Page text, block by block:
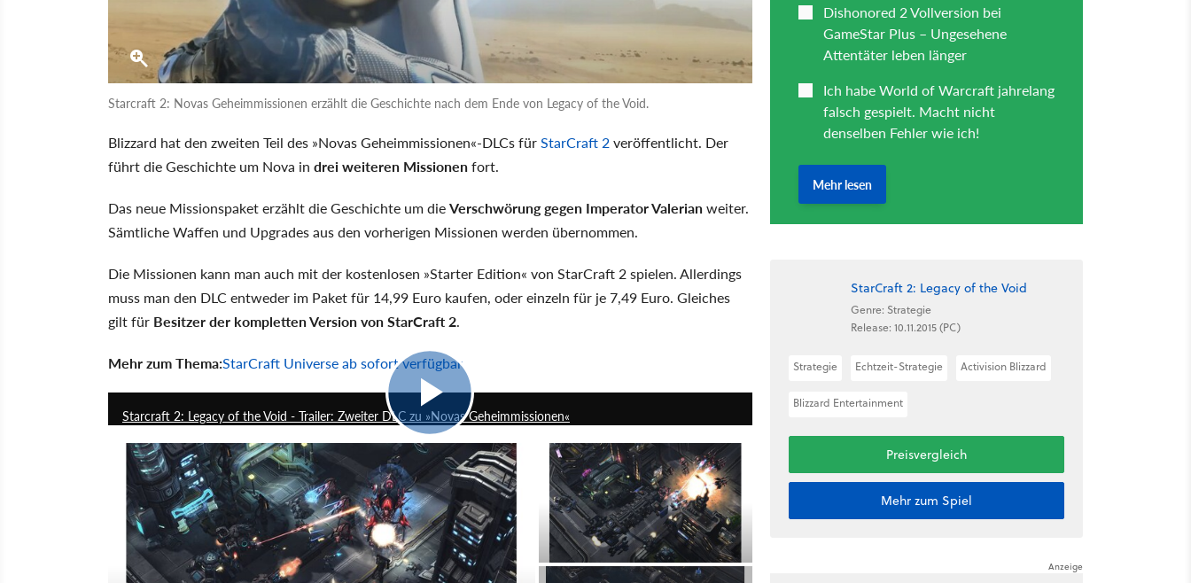
Starcraft 2: Novas Geheimmissionen erzählt die Geschichte nach dem Ende von Legacy of the Void.
Blizzard hat den zweiten Teil des »Novas Geheimmissionen«-DLCs fürStarCraft 2veröffentlicht. Der
führt die Geschichte um Nova in drei weiteren Missionenfort.
Das neue Missionspaket erzählt die Geschichte um dieVerschwörung gegen Imperator Valerianweiter.
Sämtliche Waffen und Upgrades aus den vorherigen Missionen werden übernommen.
Die Missionen kann man auch mit der kostenlosen »Starter Edition« von StarCraft 2 spielen. Allerdings
muss man den DLC entweder im Paket für 14,99 Euro kaufen, oder einzeln für je 7,49 Euro. Gleiches
gilt für Besitzer der kompletten Version von StarCraft 2.
Mehr zum Thema:StarCraft Universe ab sofort verfügbar
Starcraft 2: Legacy of the Void - Trailer: Zweiter DLC zu »Novas Geheimmissionen«
StarCraft 2: Legacy of the Void
Genre: Strategie
Release: 10.11.2015 (PC)
Strategie Echtzeit-Strategie Activision Blizzard
Blizzard Entertainment
Preisvergleich
Mehr zum Spiel